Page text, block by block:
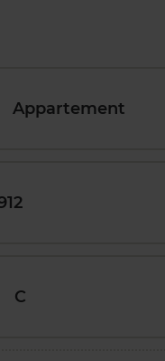
Appartement
C